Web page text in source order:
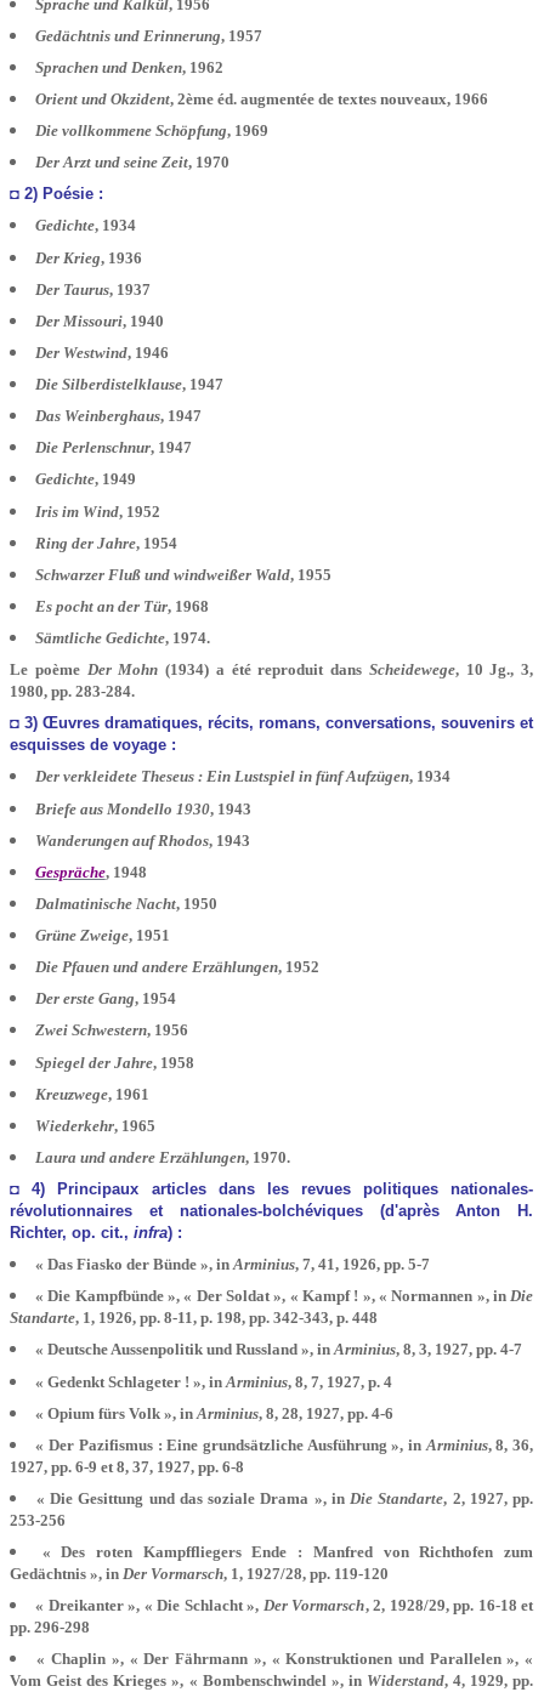
Sprache und Kalkül, 1956
Gedächtnis und Erinnerung, 1957
Sprachen und Denken, 1962
Orient und Okzident, 2ème éd. augmentée de textes nouveaux, 1966
Die vollkommene Schöpfung, 1969
Der Arzt und seine Zeit, 1970
◘ 2) Poésie :
Gedichte, 1934
Der Krieg, 1936
Der Taurus, 1937
Der Missouri, 1940
Der Westwind, 1946
Die Silberdistelklause, 1947
Das Weinberghaus, 1947
Die Perlenschnur, 1947
Gedichte, 1949
Iris im Wind, 1952
Ring der Jahre, 1954
Schwarzer Fluß und windweißer Wald, 1955
Es pocht an der Tür, 1968
Sämtliche Gedichte, 1974.
Le poème Der Mohn (1934) a été reproduit dans Scheidewege, 10 Jg., 3,
1980, pp. 283-284.
◘ 3) Œuvres dramatiques, récits, romans, conversations, souvenirs et
esquisses de voyage :
Der verkleidete Theseus : Ein Lustspiel in fünf Aufzügen, 1934
Briefe aus Mondello 1930, 1943
Wanderungen auf Rhodos, 1943
Gespräche, 1948
Dalmatinische Nacht, 1950
Grüne Zweige, 1951
Die Pfauen und andere Erzählungen, 1952
Der erste Gang, 1954
Zwei Schwestern, 1956
Spiegel der Jahre, 1958
Kreuzwege, 1961
Wiederkehr, 1965
Laura und andere Erzählungen, 1970.
◘ 4) Principaux articles dans les revues politiques nationales-
révolutionnaires et nationales-bolchéviques (d'après Anton H.
Richter, op. cit.,infra) :
« Das Fiasko der Bünde », inArminius, 7, 41, 1926, pp. 5-7
« Die Kampfbünde », « Der Soldat », « Kampf ! », « Normannen », inDie
Standarte, 1, 1926, pp. 8-11, p. 198, pp. 342-343, p. 448
« Deutsche Aussenpolitik und Russland », inArminius, 8, 3, 1927, pp. 4-7
« Gedenkt Schlageter ! », in Arminius, 8, 7, 1927, p. 4
« Opium fürs Volk », in Arminius, 8, 28, 1927, pp. 4-6
« Der Pazifismus : Eine grundsätzliche Ausführung », in Arminius, 8, 36,
1927, pp. 6-9 et 8, 37, 1927, pp. 6-8
« Die Gesittung und das soziale Drama », in Die Standarte, 2, 1927, pp.
253-256
« Des roten Kampffliegers Ende : Manfred von Richthofen zum
Gedächtnis », inDer Vormarsch, 1, 1927/28, pp. 119-120
« Dreikanter », « Die Schlacht », Der Vormarsch, 2, 1928/29, pp. 16-18 et
pp. 296-298
« Chaplin », « Der Fährmann », « Konstruktionen und Parallelen », «
Vom Geist des Krieges », « Bombenschwindel », in Widerstand, 4, 1929, pp.